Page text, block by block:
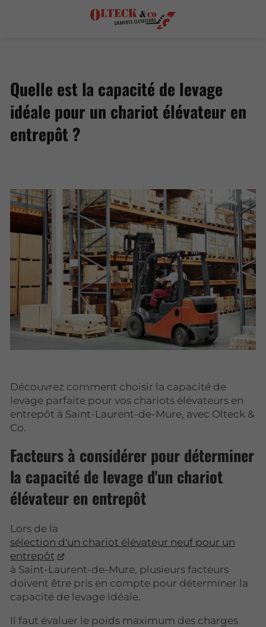
Quelle est la capacité de levage
idéale pour un chariot élévateur en
entrepôt ?
Découvrez comment choisir la capacité de
levage parfaite pour vos chariots élévateurs en
entrepôt à Saint-Laurent-de-Mure, avec Olteck &
Co.
Facteurs à considérer pour déterminer
la capacité de levage d'un chariot
élévateur en entrepôt
Lors de la
sélection d'un chariot élévateur neuf pour un
entrepôt
à Saint-Laurent-de-Mure, plusieurs facteurs
doivent être pris en compte pour déterminer la
capacité de levage idéale.
Il faut évaluer le poids maximum des charges